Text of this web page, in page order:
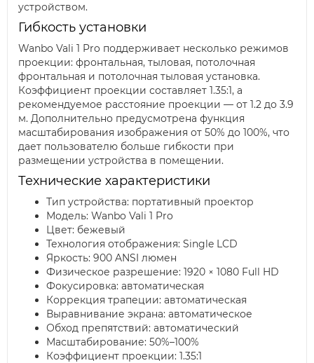
устройством.
Гибкость установки
Wanbo Vali 1 Pro поддерживает несколько режимов
проекции: фронтальная, тыловая, потолочная
фронтальная и потолочная тыловая установка.
Коэффициент проекции составляет 1.35:1, а
рекомендуемое расстояние проекции — от 1.2 до 3.9
м. Дополнительно предусмотрена функция
масштабирования изображения от 50% до 100%, что
дает пользователю больше гибкости при
размещении устройства в помещении.
Технические характеристики
Тип устройства: портативный проектор
Модель: Wanbo Vali 1 Pro
Цвет: бежевый
Технология отображения: Single LCD
Яркость: 900 ANSI люмен
Физическое разрешение: 1920 × 1080 Full HD
Фокусировка: автоматическая
Коррекция трапеции: автоматическая
Выравнивание экрана: автоматическое
Обход препятствий: автоматический
Масштабирование: 50%–100%
Коэффициент проекции: 1.35:1